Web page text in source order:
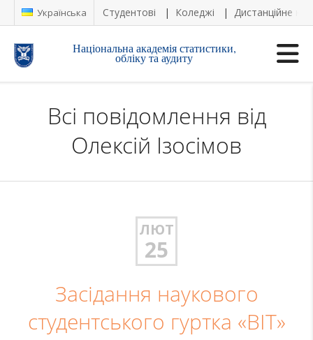
Українська Студентові Коледжі Дистанційне
Національна академія статистики,
обліку та аудиту
Всі повідомлення від
Олексій Ізосімов
ЛЮТ
25
Засідання наукового
студентського гуртка «BІТ»